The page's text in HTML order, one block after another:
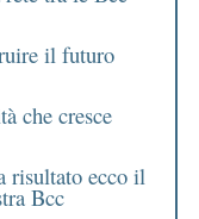
il futuro
che cresce
risultato ecco il
Bcc